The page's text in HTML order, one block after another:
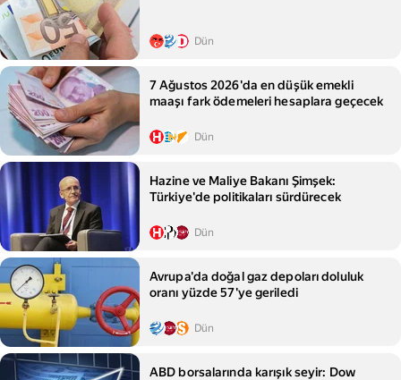
Dün
7 Ağustos 2026'da en düşük emekli
maaşı fark ödemeleri hesaplara geçecek
Dün
Hazine ve Maliye Bakanı Şimşek:
Türkiye'de politikaları sürdürecek
Dün
Avrupa'da doğal gaz depoları doluluk
oranı yüzde 57'ye geriledi
Dün
ABD borsalarında karışık seyir: Dow